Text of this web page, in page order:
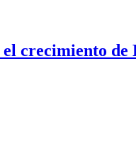
crecimiento de